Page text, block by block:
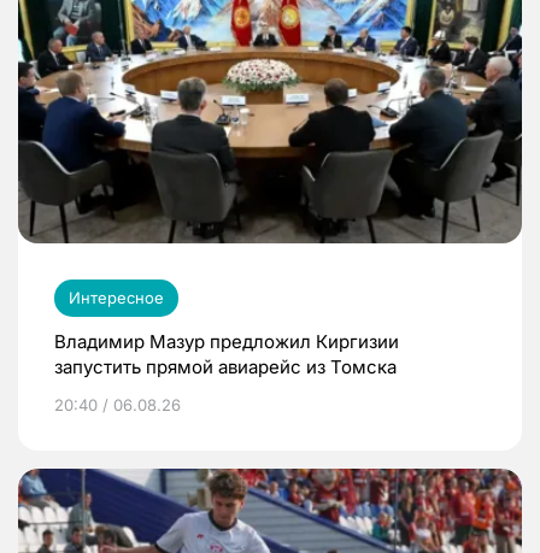
Интересное
Владимир Мазур предложил Киргизии
запустить прямой авиарейс из Томска
20:40 / 06.08.26